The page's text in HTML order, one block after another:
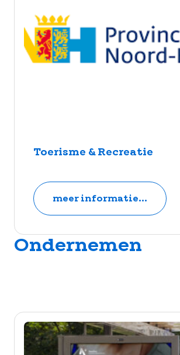
Toerisme & Recreatie
meer informatie...
Ondernemen